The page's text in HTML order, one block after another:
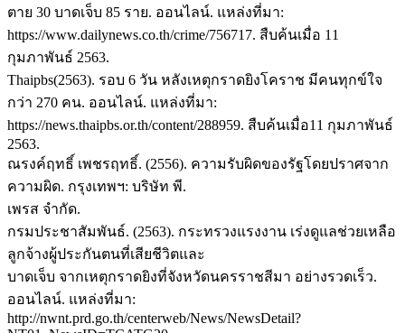
ตาย 30 บาดเจ็บ 85 ราย. ออนไลน์. แหล่งที่มา:
https://www.dailynews.co.th/crime/756717. สืบค้นเมื่อ 11
กุมภาพันธ์ 2563.
Thaipbs(2563). รอบ 6 วัน หลังเหตุกราดยิงโคราช มีคนทุกข์ใจ
กว่า 270 คน. ออนไลน์. แหล่งที่มา:
https://news.thaipbs.or.th/content/288959. สืบค้นเมื่อ11 กุมภาพันธ์
2563.
ณรงค์ฤทธิ์ เพชรฤทธิ์. (2556). ความรับผิดของรัฐโดยปราศจาก
ความผิด. กรุงเทพฯ: บริษัท พี.
เพรส จำกัด.
กรมประชาสัมพันธ์. (2563). กระทรวงแรงงาน เร่งดูแลช่วยเหลือ
ลูกจ้างผู้ประกันตนที่เสียชีวิตและ
บาดเจ็บ จากเหตุกราดยิงที่จังหวัดนครราชสีมา อย่างรวดเร็ว.
ออนไลน์. แหล่งที่มา:
http://nwnt.prd.go.th/centerweb/News/NewsDetail?